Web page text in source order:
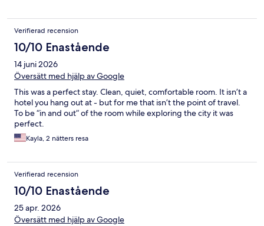
Verifierad recension
10/10 Enastående
14 juni 2026
Översätt med hjälp av Google
This was a perfect stay. Clean, quiet, comfortable room. It isn’t a
hotel you hang out at - but for me that isn’t the point of travel.
To be “in and out” of the room while exploring the city it was
perfect.
Kayla, 2 nätters resa
Verifierad recension
10/10 Enastående
25 apr. 2026
Översätt med hjälp av Google